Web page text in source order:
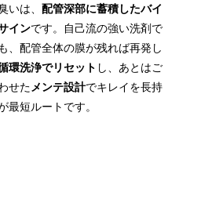
いは、 配管深部に蓄積したバイ
インです。自己流の強い洗剤で
、配管全体の膜が残れば再発し
環洗浄でリセット し、あとはご
せたメンテ設計でキレイを長持
短ルートです。